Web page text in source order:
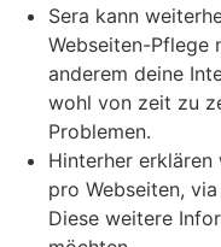
Sera kann
Webseiten-Pflege
anderem deine
wohl von zeit zu
Problemen.
Hinterher
pro Webseiten,
Diese weitere